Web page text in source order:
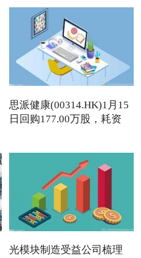
思派健康(00314.HK)1月15
日回购177.00万股，耗资
光模块制造受益公司梳理